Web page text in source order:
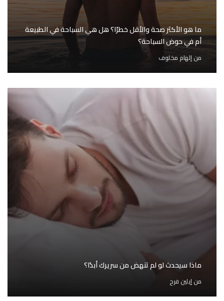
ما هو الأكثر صحة والأقل خطرًا؟ هل هي السباحة في الطبيعة
أم في حوض السباحة؟
منإلهام مخلوف
ماذا سيحدث لو لم تنهض من سريرك أبدًا؟
منإيلين فرح